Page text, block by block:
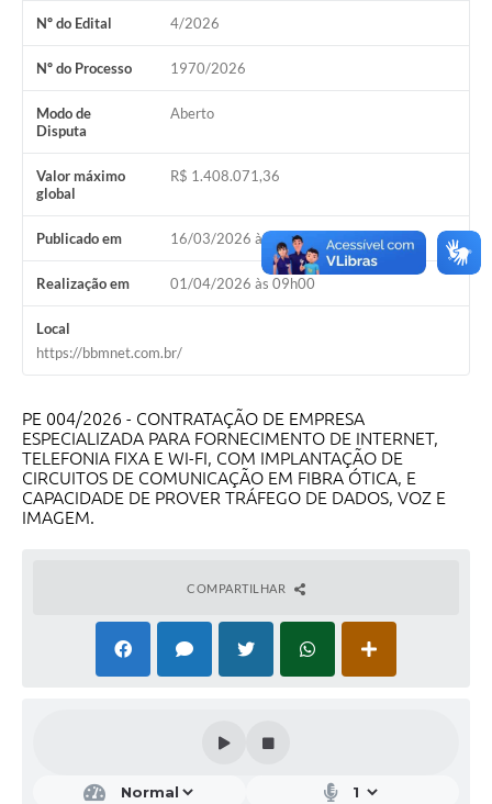
Nº do Edital 4/2026
Nº do Processo 1970/2026
Modo de
Disputa
Aberto
Valor máximo
global
R$ 1.408.071,36
Publicado em 16/03/2026 às 16h00
Realização em 01/04/2026 às 09h00
Local
https://bbmnet.com.br/
PE 004/2026 - CONTRATAÇÃO DE EMPRESA
ESPECIALIZADA PARA FORNECIMENTO DE INTERNET,
TELEFONIA FIXA E WI-FI, COM IMPLANTAÇÃO DE
CIRCUITOS DE COMUNICAÇÃO EM FIBRA ÓTICA, E
CAPACIDADE DE PROVER TRÁFEGO DE DADOS, VOZ E
IMAGEM.
COMPARTILHAR